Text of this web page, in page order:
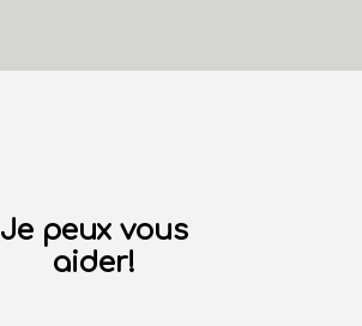
Je peux vous
aider!